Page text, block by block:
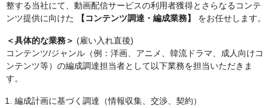
整する当社にて、動画配信サービスの利用者獲得とさらなるコンテ
ンツ提供に向けた
【コンテンツ調達・編成業務】 をお任せします。
＜具体的な業務＞ (雇い入れ直後)
コンテンツ/ジャンル（例：洋画、アニメ、韓流ドラマ、成人向けコ
ンテンツ等）の編成調達担当者として以下業務を担当いただきま
す。
編成計画に基づく調達（情報収集、交渉、契約）